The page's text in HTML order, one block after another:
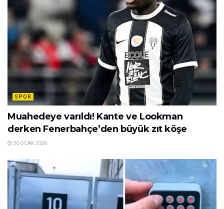
SPOR
Muahedeye varıldı! Kante ve Lookman
derken Fenerbahçe’den büyük zıt köşe
30 OCAK 2026